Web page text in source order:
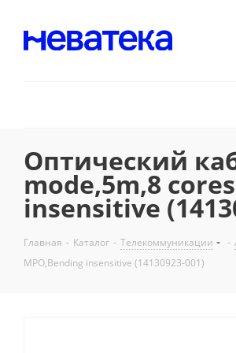
Оптический
mode,5m,8
insensitive
Главная - Каталог - Телекоммуникации -
MPO,Bending insensitive (14130923-001)